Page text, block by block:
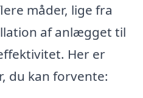
måder, lige fra
af anlægget til
Her er
du kan forvente: